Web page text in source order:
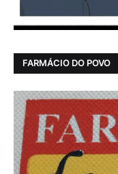
FARMÁCIO DO POVO